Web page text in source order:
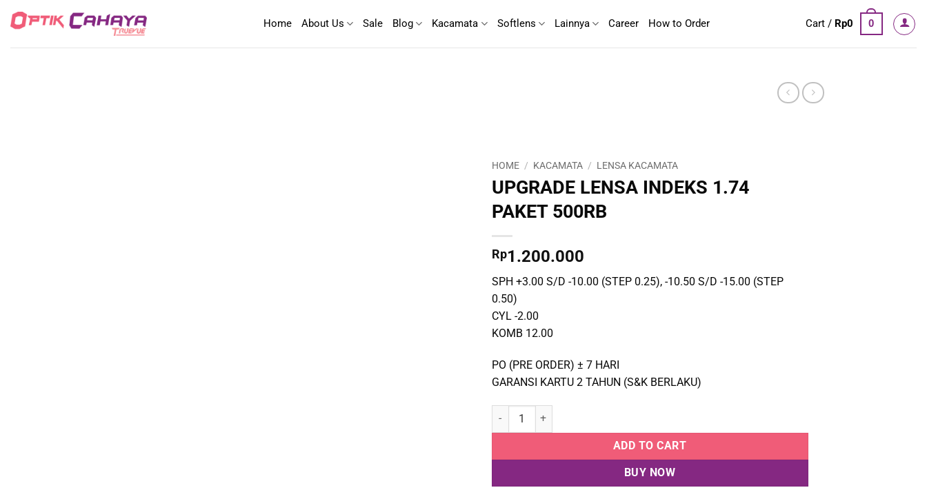
Home About Us Sale Blog Kacamata Softlens Lainnya Career How to Order Cart / Rp0 0
HOME / KACAMATA / LENSA KACAMATA
UPGRADE LENSA INDEKS 1.74
PAKET 500RB
Rp1.200.000
SPH +3.00 S/D -10.00 (STEP 0.25), -10.50 S/D -15.00 (STEP
0.50)
CYL -2.00
KOMB 12.00
PO (PRE ORDER) ± 7 HARI
GARANSI KARTU 2 TAHUN (S&K BERLAKU)
UPGRADE LENSA INDEKS 1.74 PAKET 500RB quantity
ADD TO CART
BUY NOW